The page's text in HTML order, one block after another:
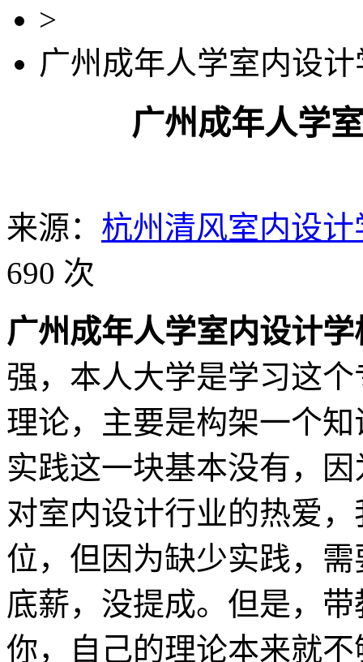
>
广州成年人学室内设
广州成年人学
来源： 杭州清风室内设计
690 次
广州成年人学室内设计
强，本人大学是学习这
理论，主要是构架一个
实践这一块基本没有，
对室内设计行业的热爱
位，但因为缺少实践，
底薪，没提成。但是，
你，自己的理论本来就